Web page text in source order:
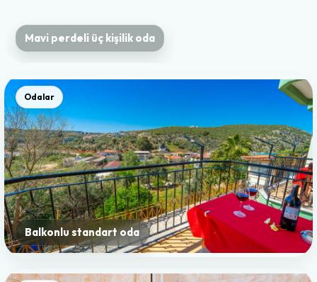
Mavi perdeli üç kişilik oda
Odalar
Balkonlu standart oda